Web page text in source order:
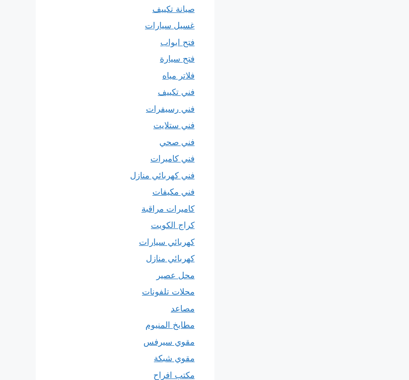
صيانة تكييف
غسيل سيارات
فتح ابواب
فتح سيارة
فلاتر مياه
فني تكييف
فني رسيفرات
فني ستلايت
فني صحي
فني كاميرات
فني كهربائي منازل
فني مكيفات
كاميرات مراقبة
كراج الكويت
كهربائي سيارات
كهربائي منازل
محل عصير
محلات تلفونات
مصاعد
مطابخ المنيوم
مقوي سيرفس
مقوي شبكة
مكتب افراح